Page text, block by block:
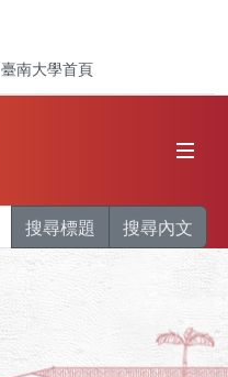
臺南大學首頁
搜尋標題 搜尋內文